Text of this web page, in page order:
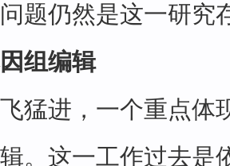
题仍然是这一研究
组编辑
猛进，一个重点体
。这一工作过去是